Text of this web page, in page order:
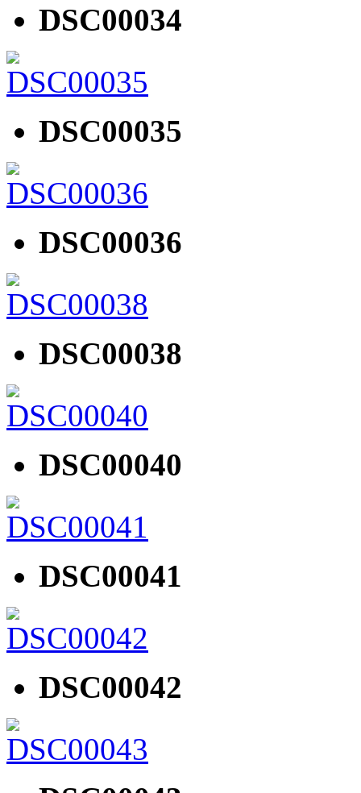
DSC00034
DSC00035
DSC00036
DSC00038
DSC00040
DSC00041
DSC00042